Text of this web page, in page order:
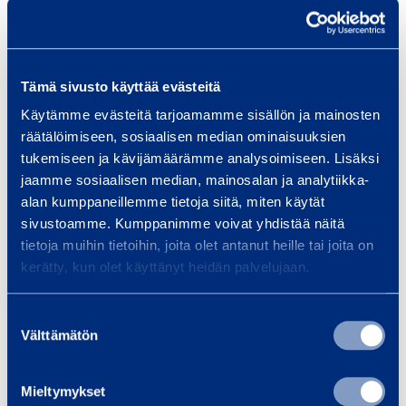
Tämä sivusto käyttää evästeitä
Käytämme evästeitä tarjoamamme sisällön ja mainosten
räätälöimiseen, sosiaalisen median ominaisuuksien
tukemiseen ja kävijämäärämme analysoimiseen. Lisäksi
jaamme sosiaalisen median, mainosalan ja analytiikka-
alan kumppaneillemme tietoja siitä, miten käytät
sivustoamme. Kumppanimme voivat yhdistää näitä
tietoja muihin tietoihin, joita olet antanut heille tai joita on
kerätty, kun olet käyttänyt heidän palvelujaan.
valinta
Välttämätön
Mieltymykset
m
­
p
h
a
l
l
i
Lämpö­puhallin 120 kW,
öljy
POLARTHERM TB-1300
33,19 € / päivä (alv 0 %)